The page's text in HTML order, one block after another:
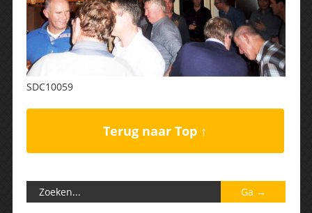
SDC10059
Terug naar Top ↑